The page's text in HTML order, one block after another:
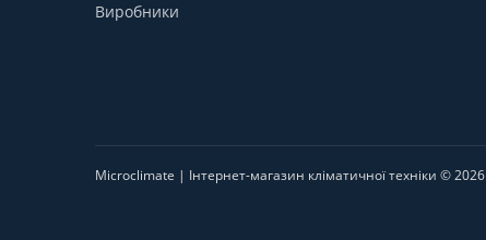
Виробники
Microclimate | Інтернет-магазин кліматичної техніки © 2026